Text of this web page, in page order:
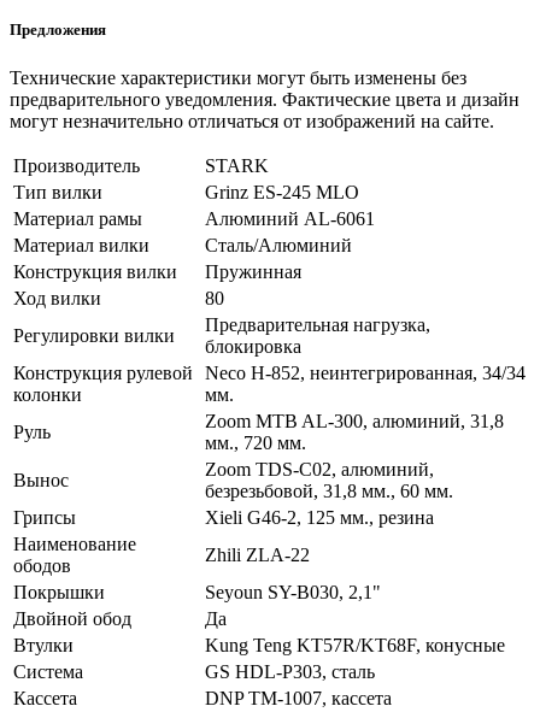
Предложения
Технические характеристики могут быть изменены без
предварительного уведомления. Фактические цвета и дизайн
могут незначительно отличаться от изображений на сайте.
Производитель
STARK
Тип вилки
Grinz ES-245 MLO
Материал рамы
Алюминий AL-6061
Материал вилки
Сталь/Алюминий
Конструкция вилки
Пружинная
Ход вилки
80
Регулировки вилки
Предварительная нагрузка,
блокировка
Конструкция рулевой
колонки
Neco H-852, неинтегрированная, 34/34
мм.
Руль
Zoom MTB AL-300, алюминий, 31,8
мм., 720 мм.
Вынос
Zoom TDS-C02, алюминий,
безрезьбовой, 31,8 мм., 60 мм.
Грипсы
Xieli G46-2, 125 мм., резина
Наименование
ободов
Zhili ZLA-22
Покрышки
Seyoun SY-B030, 2,1"
Двойной обод
Да
Втулки
Kung Teng KT57R/KT68F, конусные
Система
GS HDL-P303, сталь
Кассета
DNP TM-1007, кассета